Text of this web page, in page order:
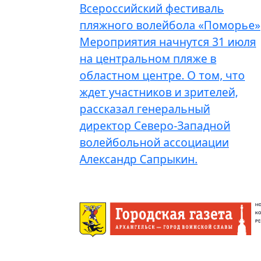
Всероссийский фестиваль
пляжного волейбола «Поморье»
Мероприятия начнутся 31 июля
на центральном пляже в
областном центре. О том, что
ждет участников и зрителей,
рассказал генеральный
директор Северо-Западной
волейбольной ассоциации
Александр Сапрыкин.